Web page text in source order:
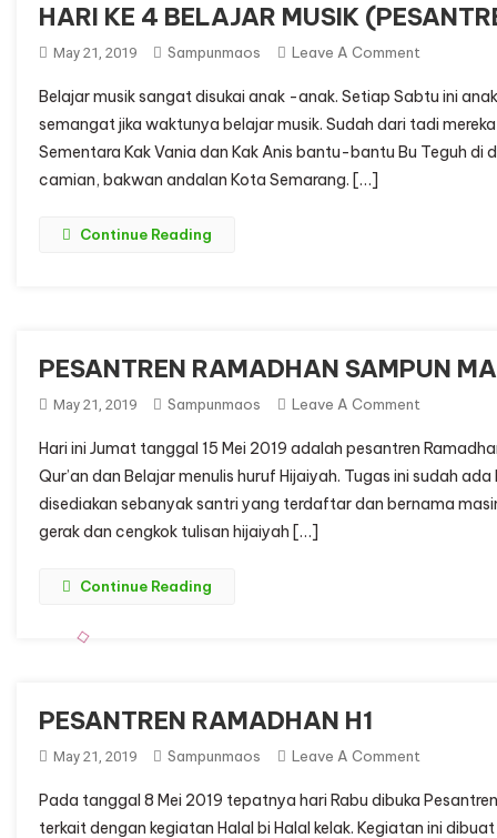
HARI KE 4 BELAJAR MUSIK
May 21, 2019 Sampunmaos Leave A Comment
KE
4
BELAJAR
Belajar musik sangat disukai anak -anak. Setiap Sabtu ini
semangat jika waktunya belajar musik. Sudah dari tadi
Sementara Kak Vania dan Kak Anis bantu-bantu Bu Teguh di
camian, bakwan andalan Kota Semarang. […]
Continue Reading
PESANTREN RAMADHAN SAMPUN
May 21, 2019 Sampunmaos Leave A Comment
SAMPUN
MAOS
Hari ini Jumat tanggal 15 Mei 2019 adalah pesantren
Qur’an dan Belajar menulis huruf Hijaiyah. Tugas ini sudah
disediakan sebanyak santri yang terdaftar dan bernama
gerak dan cengkok tulisan hijaiyah […]
Continue Reading
PESANTREN RAMADHAN H1
May 21, 2019 Sampunmaos Leave A Comment
H1
Pada tanggal 8 Mei 2019 tepatnya hari Rabu dibuka
terkait dengan kegiatan Halal bi Halal kelak. Kegiatan ini